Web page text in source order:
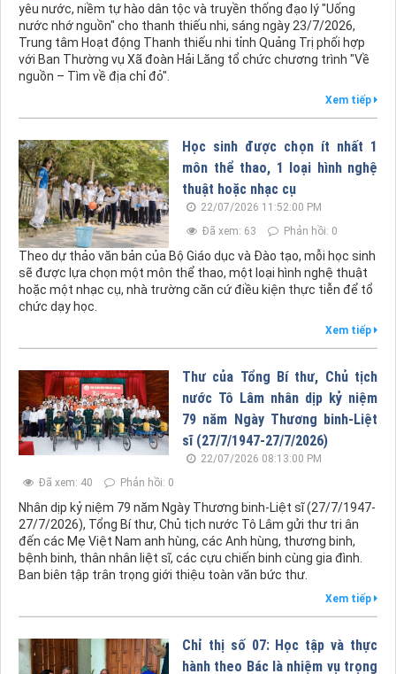
yêu nước, niềm tự hào dân tộc và truyền thống đạo lý "Uống
nước nhớ nguồn" cho thanh thiếu nhi, sáng ngày 23/7/2026,
Trung tâm Hoạt động Thanh thiếu nhi tỉnh Quảng Trị phối hợp
với Ban Thường vụ Xã đoàn Hải Lăng tổ chức chương trình "Về
nguồn – Tìm về địa chỉ đỏ".
Xem tiếp
Học sinh được chọn ít nhất 1
môn thể thao, 1 loại hình nghệ
thuật hoặc nhạc cụ
22/07/2026 11:52:00 PM
Đã xem: 63
Phản hồi: 0
Theo dự thảo văn bản của Bộ Giáo dục và Đào tạo, mỗi học sinh
sẽ được lựa chọn một môn thể thao, một loại hình nghệ thuật
hoặc một nhạc cụ, nhà trường căn cứ điều kiện thực tiễn để tổ
chức dạy học.
Xem tiếp
Thư của Tổng Bí thư, Chủ tịch
nước Tô Lâm nhân dịp kỷ niệm
79 năm Ngày Thương binh-Liệt
sĩ (27/7/1947-27/7/2026)
22/07/2026 08:13:00 PM
Đã xem: 40
Phản hồi: 0
Nhân dịp kỷ niệm 79 năm Ngày Thương binh-Liệt sĩ (27/7/1947-
27/7/2026), Tổng Bí thư, Chủ tịch nước Tô Lâm gửi thư tri ân
đến các Mẹ Việt Nam anh hùng, các Anh hùng, thương binh,
bệnh binh, thân nhân liệt sĩ, các cựu chiến binh cùng gia đình.
Ban biên tập trân trọng giới thiệu toàn văn bức thư.
Xem tiếp
Chỉ thị số 07: Học tập và thực
hành theo Bác là nhiệm vụ trọng